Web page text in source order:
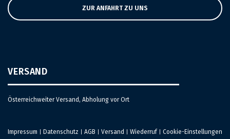
ZUR ANFAHRT ZU UNS
VERSAND
Österreichweiter Versand, Abholung vor Ort
Impressum Datenschutz AGB Versand Wiederruf Cookie-Einstellungen